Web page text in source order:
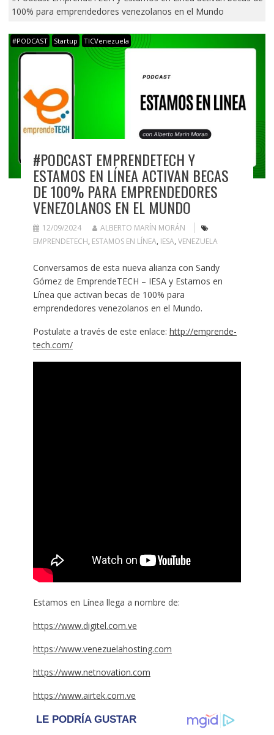
100% para emprendedores venezolanos en el Mundo
#PODCAST Startup TICVenezuela
#PODCAST EMPRENDETECH Y
ESTAMOS EN LÍNEA ACTIVAN BECAS
DE 100% PARA EMPRENDEDORES
VENEZOLANOS EN EL MUNDO
12/09/2024
ALBERTO MARÍN MORÁN
EMPRENDETECH, ESTAMOS EN LÍNEA, IESA, VENEZUELA
Conversamos de esta nueva alianza con Sandy
Gómez de EmprendeTECH – IESA y Estamos en
Línea que activan becas de 100% para
emprendedores venezolanos en el Mundo.
Postulate a través de este enlace: http://emprende-
tech.com/
Estamos en Línea llega a nombre de:
https://www.digitel.com.ve
https://www.venezuelahosting.com
https://www.netnovation.com
https://www.airtek.com.ve